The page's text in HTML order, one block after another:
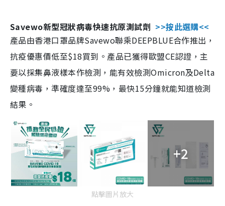
Savewo新型冠狀病毒快速抗原測試劑 >>按此選購<<
產品由香港口罩品牌Savewo聯乘DEEPBLUE合作推出，
抗疫優惠價低至$18買到。產品已獲得歐盟CE認證，主
要以採集鼻液樣本作檢測，能有效檢測Omicron及Delta
變種病毒，準確度達至99%，最快15分鐘就能知道檢測
結果。
+2
點擊圖片放大